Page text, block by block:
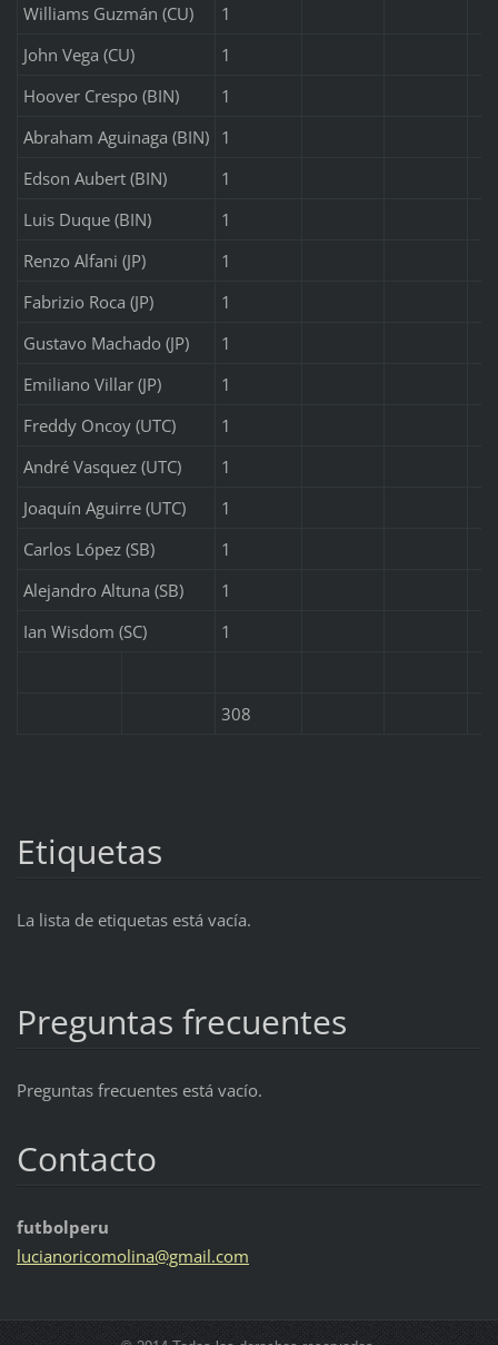
Williams Guzmán (CU)
1
John Vega (CU)
1
Hoover Crespo (BIN)
1
Abraham Aguinaga (BIN)
1
Edson Aubert (BIN)
1
Luis Duque (BIN)
1
Renzo Alfani (JP)
1
Fabrizio Roca (JP)
1
Gustavo Machado (JP)
1
Emiliano Villar (JP)
1
Freddy Oncoy (UTC)
1
André Vasquez (UTC)
1
Joaquín Aguirre (UTC)
1
Carlos López (SB)
1
Alejandro Altuna (SB)
1
Ian Wisdom (SC)
1
308
Etiquetas
La lista de etiquetas está vacía.
Preguntas frecuentes
Preguntas frecuentes está vacío.
Contacto
futbolperu
lucianoricomolina@gmail.com